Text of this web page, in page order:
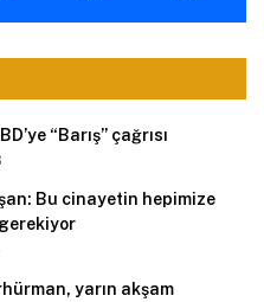
“Barış” çağrısı
Bu cinayetin hepimize
yarın akşam